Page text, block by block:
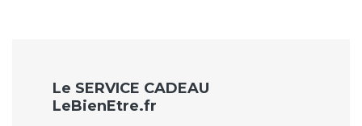
Le SERVICE CADEAU
LeBienEtre.fr